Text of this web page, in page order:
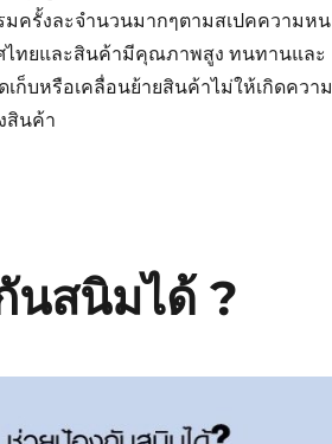
ครั้งละจำนวนมากๆตามสเปคความห
ไทยและสินค้ามีคุณภาพสูง ทนทานและ
ก็บหรือเคลื่อนย้ายสินค้าไม่ให้เกิดความ
สินค้า
นสนิมได้ ?